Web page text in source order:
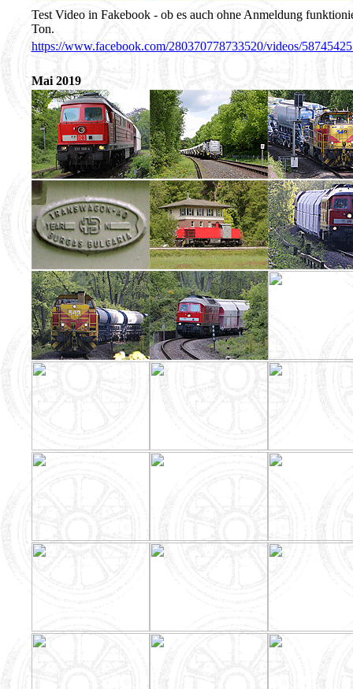
Test Video in Fakebook - ob es auch ohne Anmeldung
Ton.
https://www.facebook.com/280370778733520/videos/
Mai 2019